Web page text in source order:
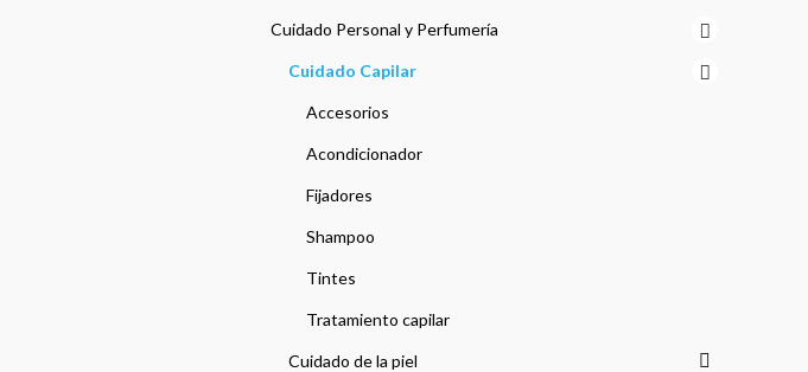
Cuidado Personal y Perfumería
Cuidado Capilar
Accesorios
Acondicionador
Fijadores
Shampoo
Tintes
Tratamiento capilar
Cuidado de la piel